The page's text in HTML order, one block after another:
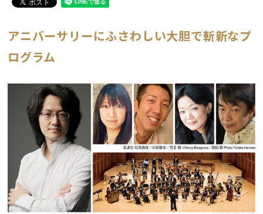
アニバーサリーにふさわしい大胆で斬新なプ
ログラム